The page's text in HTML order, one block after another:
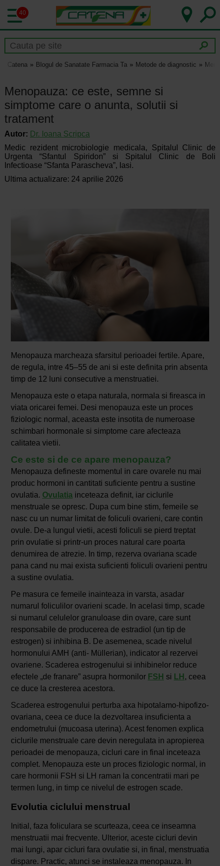
40
Catena Blogul de Sanatate Farmacia Ta Metode de diagnostic
Menopauza: ce este, semne si
simptome care o anunta, solutii si
tratament
Autor: Dr. Ioana Scripca
Medic rezident microbiologie medicala, Spitalul Clinic de
Urgenta “Sfantul Spiridon” si Spitalul Clinic de Boli
Infectioase “Sfanta Parascheva”, Iasi.
Ultima actualizare: 24 aprilie 2026
Menopauza marcheaza sfarsitul perioadei fertile. Apare,
de regula, intre 45–55 de ani si este definita prin absenta
timp de 12 luni consecutive a menstruatiei.
Menopauza este o etapa naturala, normala si fireasca in
viata oricarei femei. Desi menopauza este un proces
fiziologic normal, aceasta este insotita de numeroase
schimbari hormonale si simptome care afecteaza
calitatea vietii.
Ce este si de ce apare menopauza?
Menopauza defineste momentul in care ovarele nu mai
produc hormoni in cantitati suficiente pentru a sustine
ovulatia. Ovulatia inceteaza definit, iar ciclurile
menstruale se opresc. Dupa cum bine stim, femeile se
nasc cu un numar limitat de foliculi ovarieni, care contin
ovule. De-a lungul vietii, acesti foliculi se pierd treptat
prin ovulatie si printr-un proces natural care poarta
denumirea de atrezie. In timp, rezerva ovariana scade
pana cand nu mai exista suficienti foliculi ovarieni pentru
a sustine ovulatia.
Pe masura ce femeile inainteaza in varsta, asadar
numarul foliculilor ovarieni scade. In acelasi timp, scade
si numarul celulelor granuloase din ovare, care sunt
responsabile de producerea de estradiol (un tip de
estrogen) si inhibina B. De asemenea, scade nivelul
hormonului AMH (anti- Müllerian), indicator al rezervei
ovariene. Scaderea estrogenului si inhibinelor reduce
efectele „de franare” asupra hormonilor FSH si LH , ceea
ce duce la cresterea acestora.
Scaderea estrogenului perturba axa hipotalamo-hipofizo-
ovariana, ceea ce duce la dezvoltarea insuficienta a
endometrului (mucoasa uterina). Acest fenomen explica
ciclurile menstruale care devin neregulata in apropierea
perioadei de menopauza, cicluri care in final inceteaza
complet. Menopauza este un proces fiziologic normal, in
care hormonii FSH si LH raman la concentratii mari pe
termen lung, in timp ce nivelul de estrogen scade.
Evolutia ciclului menstrual
Initial, faza foliculara se scurteaza, ceea ce inseamna
menstruatii mai frecvente. Ulterior, aceste cicluri devin
mai lungi, apar cicluri fara ovulatie si, in final, menstruatia
dispare. Practic, atunci se instaleaza menopauza. In